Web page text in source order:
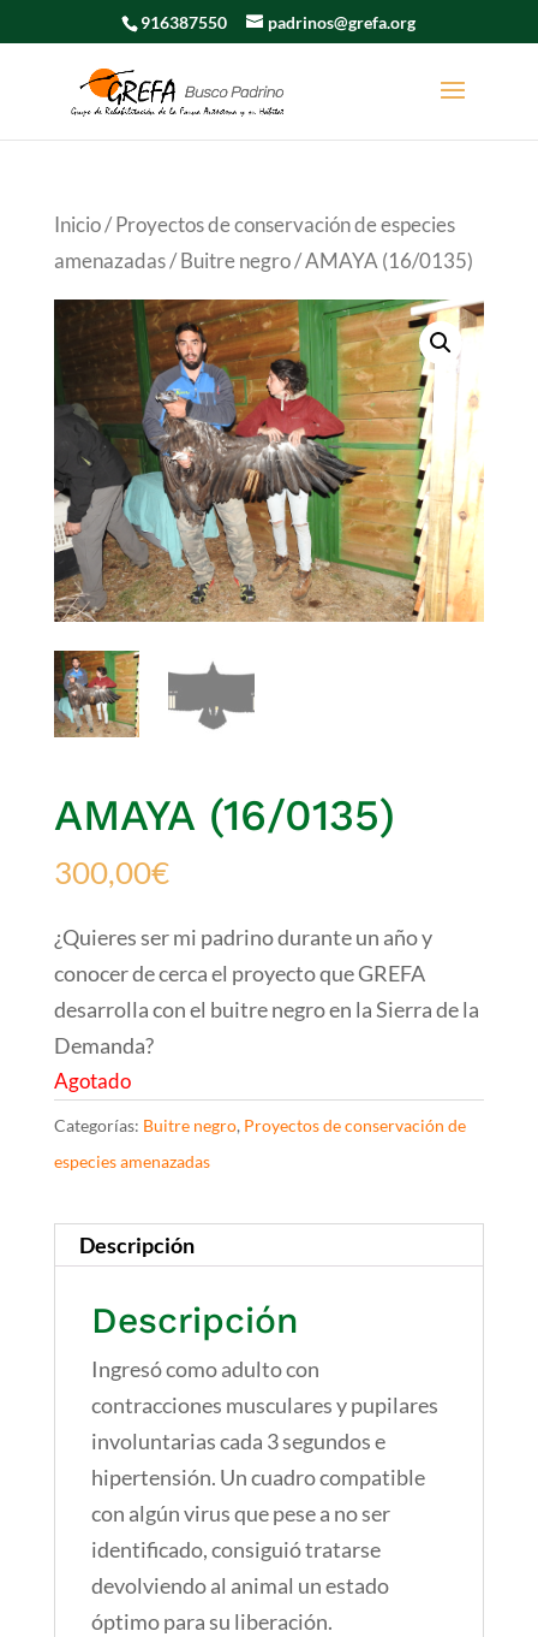
916387550 padrinos@grefa.org
Inicio/ Proyectos de conservación de especies
amenazadas/ Buitre negro/ AMAYA (16/0135)
AMAYA (16/0135)
300,00€
¿Quieres ser mi padrino durante un año y
conocer de cerca el proyecto que GREFA
desarrolla con el buitre negro en la Sierra de la
Demanda?
Agotado
Categorías: Buitre negro, Proyectos de conservación de
especies amenazadas
Descripción
Descripción
Ingresó como adulto con
contracciones musculares y pupilares
involuntarias cada 3 segundos e
hipertensión. Un cuadro compatible
con algún virus que pese a no ser
identificado, consiguió tratarse
devolviendo al animal un estado
óptimo para su liberación.